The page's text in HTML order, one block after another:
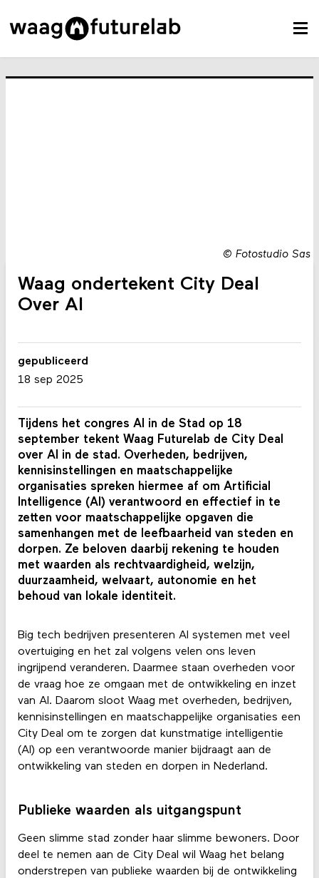
© Fotostudio Sas
Waag ondertekent City Deal
Over AI
Tijdens het congres AI in de Stad op 18
september tekent Waag Futurelab de City Deal
over AI in de stad. Overheden, bedrijven,
kennisinstellingen en maatschappelijke
organisaties spreken hiermee af om Artificial
Intelligence (AI) verantwoord en effectief in te
zetten voor maatschappelijke opgaven die
samenhangen met de leefbaarheid van steden en
dorpen. Ze beloven daarbij rekening te houden
met waarden als rechtvaardigheid, welzijn,
duurzaamheid, welvaart, autonomie en het
behoud van lokale identiteit.
Big tech bedrijven presenteren AI systemen met veel
overtuiging en het zal volgens velen ons leven
ingrijpend veranderen. Daarmee staan overheden voor
de vraag hoe ze omgaan met de ontwikkeling en inzet
van AI. Daarom sloot Waag met overheden, bedrijven,
kennisinstellingen en maatschappelijke organisaties een
City Deal om te zorgen dat kunstmatige intelligentie
(AI) op een verantwoorde manier bijdraagt aan de
ontwikkeling van steden en dorpen in Nederland.
Publieke waarden als uitgangspunt
Geen slimme stad zonder haar slimme bewoners. Door
deel te nemen aan de City Deal wil Waag het belang
onderstrepen van publieke waarden bij de ontwikkeling
gepubliceerd
18 sep 2025